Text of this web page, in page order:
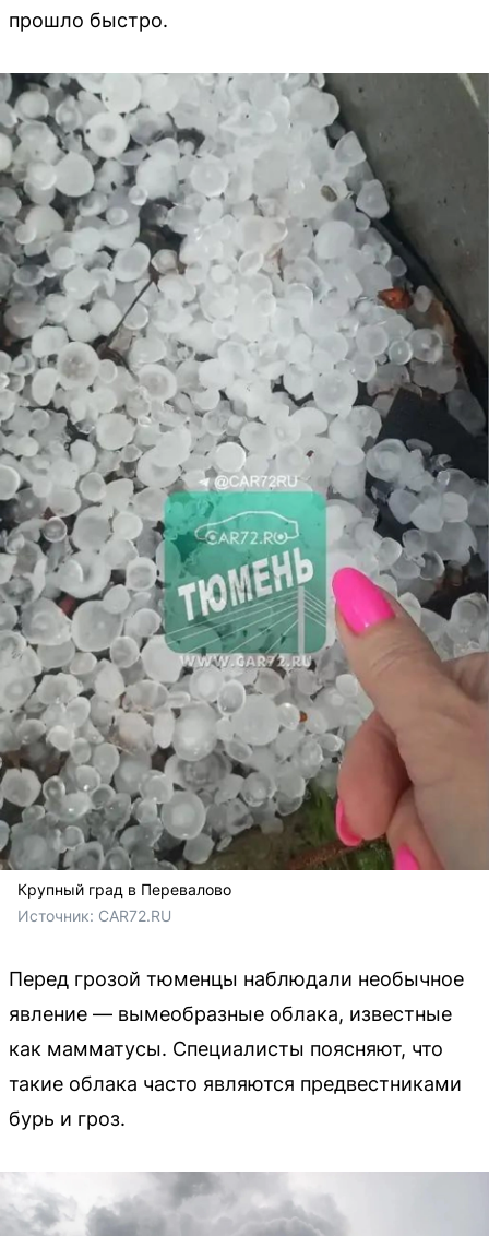
прошло быстро.
Крупный град в Перевалово
Источник: CAR72.RU
Перед грозой тюменцы наблюдали необычное
явление — вымеобразные облака, известные
как мамматусы. Специалисты поясняют, что
такие облака часто являются предвестниками
бурь и гроз.